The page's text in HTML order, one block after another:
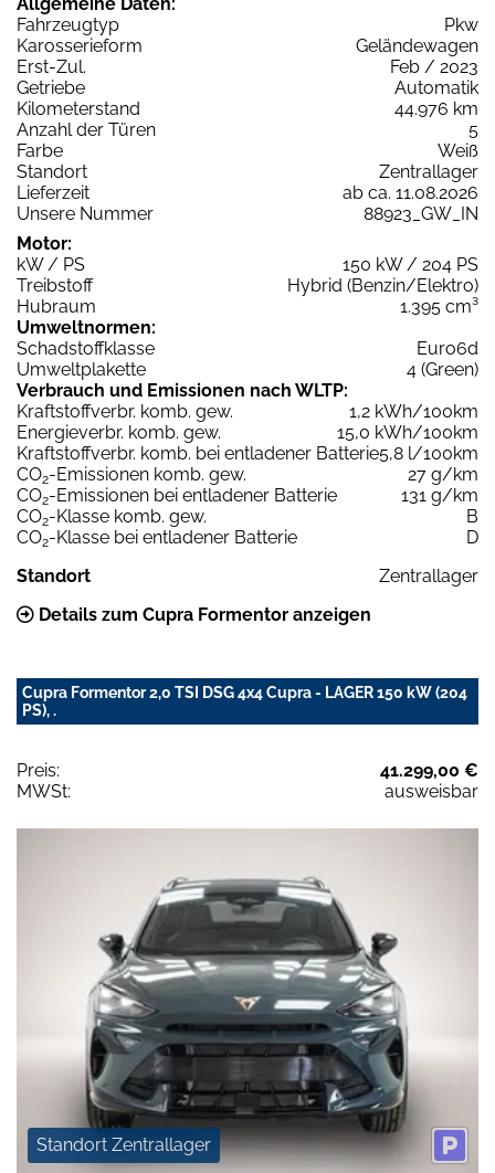
Fahrzeugtyp
Pkw
Karosserieform
Geländewagen
Erst-Zul.
Feb / 2023
Getriebe
Automatik
Kilometerstand
44.976 km
Anzahl der Türen
5
Farbe
Weiß
Standort
Zentrallager
Lieferzeit
ab ca. 11.08.2026
Unsere Nummer
88923_GW_IN
Motor:
kW / PS
150 kW / 204 PS
Treibstoff
Hybrid (Benzin/Elektro)
Hubraum
1.395 cm³
Umweltnormen:
Schadstoffklasse
Euro6d
Umweltplakette
4 (Green)
Verbrauch und Emissionen nach WLTP:
Kraftstoffverbr. komb. gew.
1,2 kWh/100km
Energieverbr. komb. gew.
15,0 kWh/100km
Kraftstoffverbr. komb. bei entladener Batterie5,8 l/100km
CO2-Emissionen komb. gew.
27 g/km
CO2-Emissionen bei entladener Batterie
131 g/km
CO2-Klasse komb. gew.
B
CO2-Klasse bei entladener Batterie
D
Standort
Zentrallager
Details zum Cupra Formentor anzeigen
Cupra Formentor 2,0 TSI DSG 4x4 Cupra - LAGER 150 kW (204
PS), .
Preis:
41.299,00 €
MWSt:
ausweisbar
Standort Zentrallager